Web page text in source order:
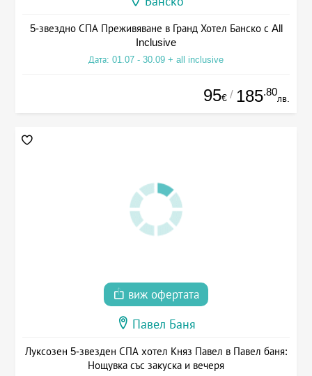
5-звездно СПА Преживяване в Гранд Хотел Банско с All
Inclusive
Дата: 01.07 - 30.09 + all inclusive
95€ / 185.80
лв.
виж офертата
Павел Баня
Луксозен 5-звезден СПА хотел Княз Павел в Павел баня:
Нощувка със закуска и вечеря